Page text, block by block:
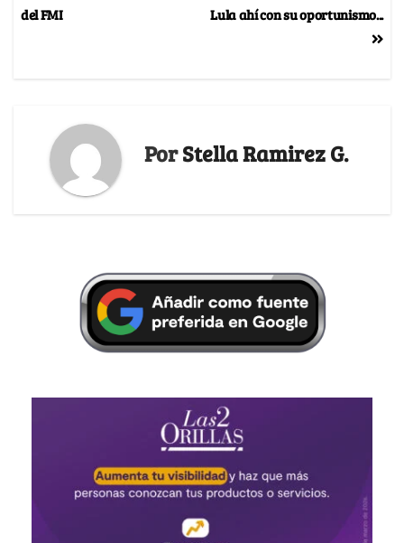
Lula ahí con su oportunismo...
del FMI
PorStella Ramirez G.